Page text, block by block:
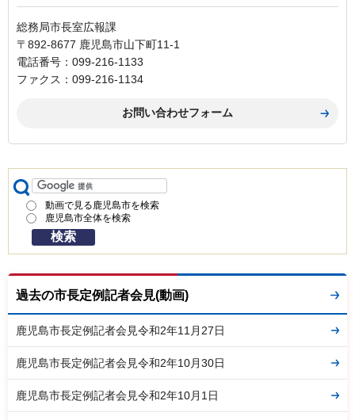
総務局市長室広報課
〒892-8677 鹿児島市山下町11-1
電話番号：099-216-1133
ファクス：099-216-1134
動画で見る鹿児島市を検索
鹿児島市全体を検索
過去の市長定例記者会見(動画)
鹿児島市長定例記者会見令和2年11月27日
鹿児島市長定例記者会見令和2年10月30日
鹿児島市長定例記者会見令和2年10月1日